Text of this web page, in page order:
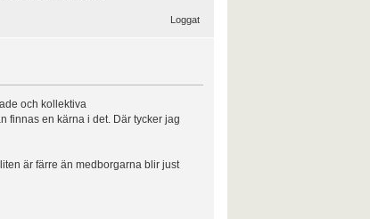
Loggat
och kollektiva
finnas en kärna i det. Där tycker jag
är färre än medborgarna blir just